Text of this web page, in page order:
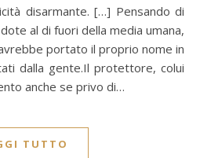
disarmante. […] Pensando di
al di fuori della media umana,
portato il proprio nome in
dalla gente.Il protettore, colui
anche se privo di…
TUTTO